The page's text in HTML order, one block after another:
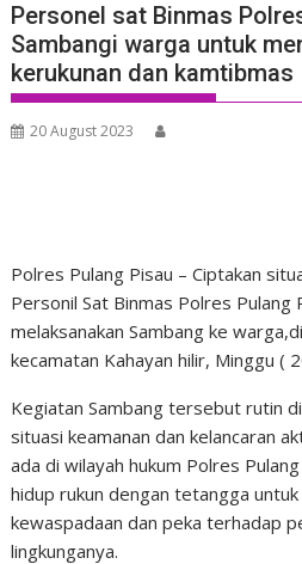
Personel sat Binmas
Sambangi warga untuk
kerukunan dan kamtibmas
20 August 2023
Polres Pulang Pisau – Ciptakan
Personil Sat Binmas Polres Pulang
melaksanakan Sambang ke
kecamatan Kahayan hilir, Minggu (
Kegiatan Sambang tersebut rutin
situasi keamanan dan kelancaran
ada di wilayah hukum Polres
hidup rukun dengan tetangga
kewaspadaan dan peka terhadap
lingkunganya.